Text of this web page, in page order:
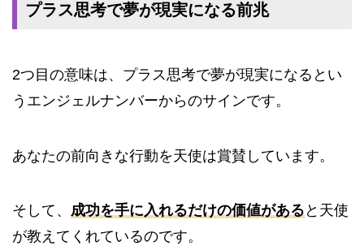
プラス思考で夢が現実になる前兆
2つ目の意味は、プラス思考で夢が現実になるとい
うエンジェルナンバーからのサインです。
あなたの前向きな行動を天使は賞賛しています。
そして、 成功を手に入れるだけの価値がある と天使
が教えてくれているのです。